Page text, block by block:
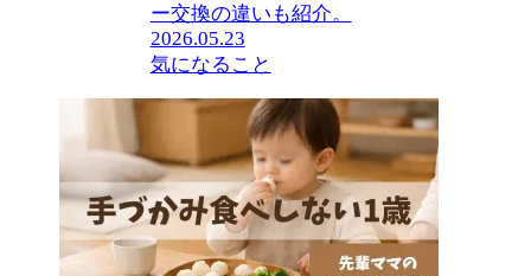
ー交換の違いも紹介。
2026.05.23
気になること